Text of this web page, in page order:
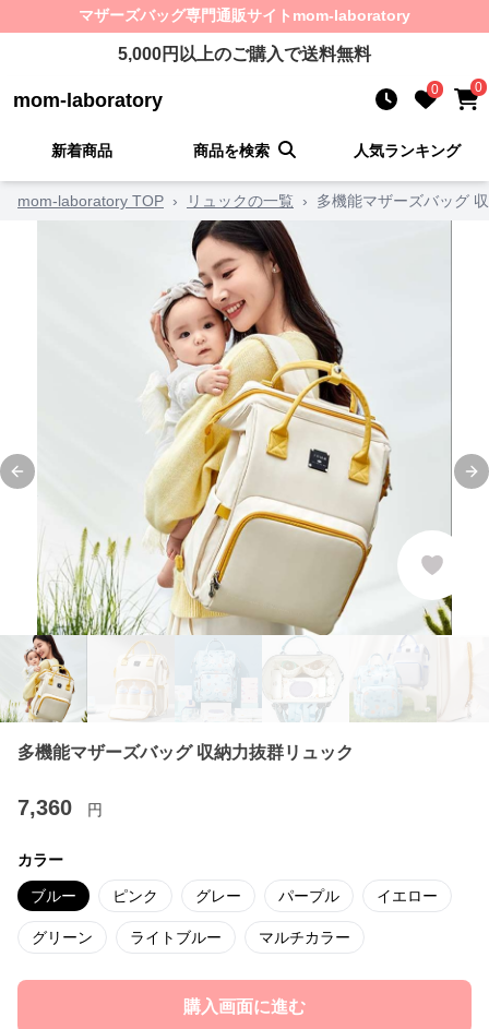
マザーズバッグ専門通販サイト mom-laboratory
5,000円以上のご購入で送料無料
mom-laboratory 0 0
新着商品 商品を検索 人気ランキング
mom-laboratory TOP › リュックの一覧 › 多機能マザーズバッグ
Previous slide
多機能マザーズバッグ 収納力抜群リュック
7,360 円
カラー
ブルー ピンク グレー パープル イエロー
グリーン ライトブルー マルチカラー
購入画面に進む